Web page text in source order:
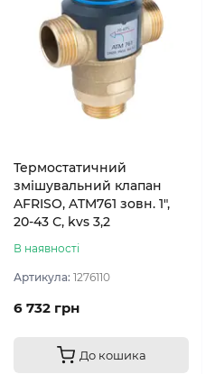
Термостатичний
змішувальний клапан
AFRISO, ATM761 зовн. 1",
20-43 С, kvs 3,2
В наявності
Артикула: 1276110
6 732 грн
До кошика